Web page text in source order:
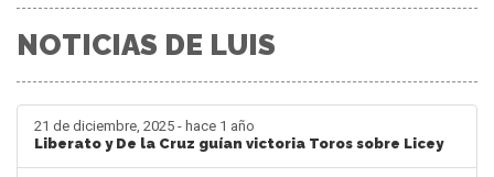
NOTICIAS DE LUIS
21 de diciembre, 2025 - hace 1 año
Liberato y De la Cruz guían victoria Toros sobre Licey